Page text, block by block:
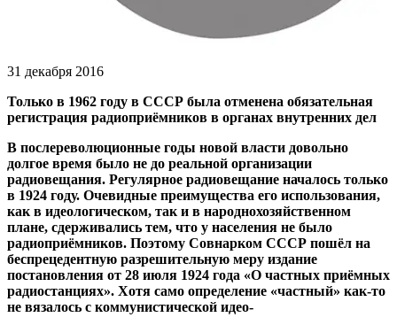
31 декабря 2016
Только в 1962 году в СССР была отменена обязательная
регистрация радиоприёмников в органах внутренних дел
В послереволюционные годы новой власти довольно
долгое время было не до реальной организации
радиовещания. Регулярное радиовещание началось только
в 1924 году. Очевидные преимущества его использования,
как в идеологическом, так и в народнохозяйственном
плане, сдерживались тем, что у населения не было
радиоприёмников. Поэтому Совнарком СССР пошёл на
беспрецедентную разрешительную меру издание
постановления от 28 июля 1924 года «О частных приёмных
радиостанциях». Хотя само определение «частный» как-то
не вязалось с коммунистической идео-